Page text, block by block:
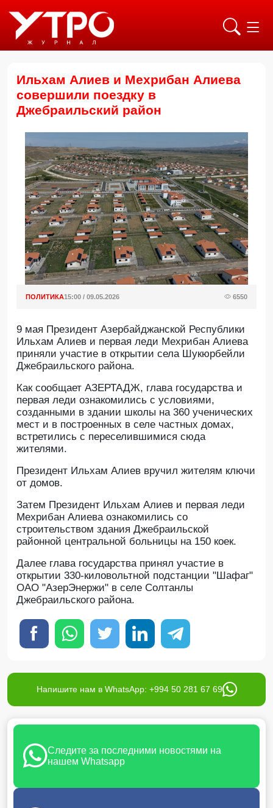
Ильхам Алиев и Мехрибан Алиева
совершили поездку в
Джебраильский район
ПОЛИТИКА15:00 / 09.05.2026 6550
9 мая Президент Азербайджанской Республики
Ильхам Алиев и первая леди Мехрибан Алиева
приняли участие в открытии села Шукюрбейли
Джебраильского района.
Как сообщает АЗЕРТАДЖ, глава государства и
первая леди ознакомились с условиями,
созданными в здании школы на 360 ученических
мест и в построенных в селе частных домах,
встретились с переселившимися сюда
жителями.
Президент Ильхам Алиев вручил жителям ключи
от домов.
Затем Президент Ильхам Алиев и первая леди
Мехрибан Алиева ознакомились со
строительством здания Джебраильской
районной центральной больницы на 150 коек.
Далее глава государства принял участие в
открытии 330-киловольтной подстанции "Шафаг"
ОАО "АзерЭнержи" в селе Солтанлы
Джебраильского района.
Напишите нам в WhatsApp: +994 50 281 67 69
Следите за последними новостями на
нашем Whatsapp